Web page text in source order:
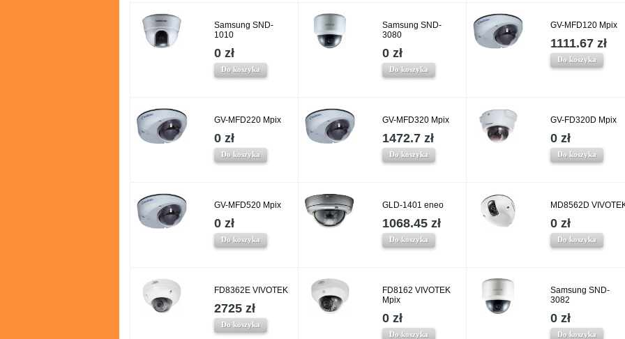
Samsung SND-
1010
0 zł
Do koszyka
Samsung SND-
3080
0 zł
Do koszyka
GV-MFD120 Mpix
1111.67 zł
Do koszyka
GV-MFD220 Mpix
0 zł
Do koszyka
GV-MFD320 Mpix
1472.7 zł
Do koszyka
GV-FD320D Mpix
0 zł
Do koszyka
GV-MFD520 Mpix
0 zł
Do koszyka
GLD-1401 eneo
1068.45 zł
Do koszyka
MD8562D
0 zł
Do koszyka
FD8362E VIVOTEK
2725 zł
Do koszyka
FD8162 VIVOTEK
Mpix
0 zł
Do koszyka
Samsung SND-
3082
0 zł
Do koszyka